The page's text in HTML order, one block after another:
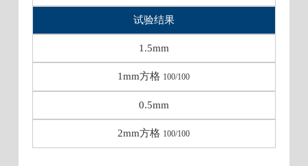
试验结果
1.5mm
1mm方格 100/100
0.5mm
2mm方格 100/100